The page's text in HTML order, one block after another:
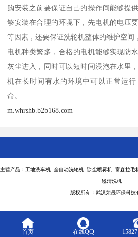
购安装之前要保证自己的操作间能够提
够安装在合理的环境下，先电机的电压
等因素，还要保证洗轮机整体的维护空间
电机种类繁多，合格的电机能够实现防
灰尘进入，同时可以短时间浸泡在水里
机在长时间有水的环境中可以正常运
命。
m.whrshb.b2b168.com
主营产品：工地洗车机 全自动洗轮机 除尘喷雾机 富森拉
毯清洗机
版权所有：武汉荣晟环保科技
首页 在线QQ